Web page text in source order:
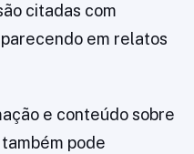
citadas com
em relatos
e conteúdo sobre
pode